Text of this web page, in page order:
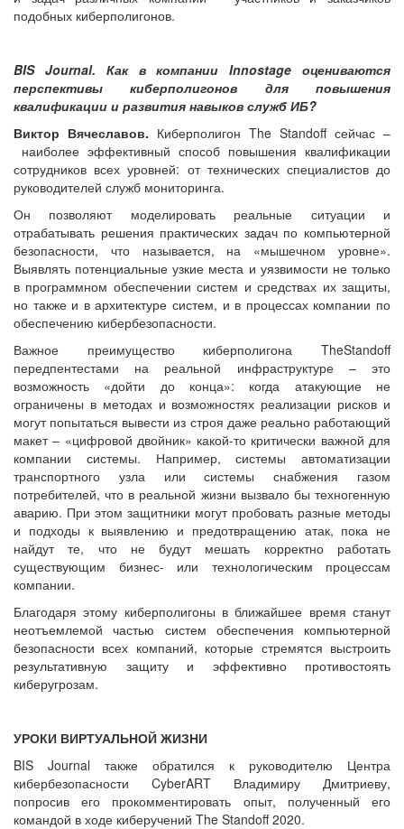
подобных киберполигонов.
BIS Journal. Как в компании Innostage оцениваются
перспективы киберполигонов для повышения
квалификации и развития навыков служб ИБ?
Виктор Вячеславов. Киберполигон The Standoff сейчас –
наиболее эффективный способ повышения квалификации
сотрудников всех уровней: от технических специалистов до
руководителей служб мониторинга.
Он позволяют моделировать реальные ситуации и
отрабатывать решения практических задач по компьютерной
безопасности, что называется, на «мышечном уровне».
Выявлять потенциальные узкие места и уязвимости не только
в программном обеспечении систем и средствах их защиты,
но также и в архитектуре систем, и в процессах компании по
обеспечению кибербезопасности.
Важное преимущество киберполигона TheStandoff
передпентестами на реальной инфраструктуре – это
возможность «дойти до конца»: когда атакующие не
ограничены в методах и возможностях реализации рисков и
могут попытаться вывести из строя даже реально работающий
макет – «цифровой двойник» какой-то критически важной для
компании системы. Например, системы автоматизации
транспортного узла или системы снабжения газом
потребителей, что в реальной жизни вызвало бы техногенную
аварию. При этом защитники могут пробовать разные методы
и подходы к выявлению и предотвращению атак, пока не
найдут те, что не будут мешать корректно работать
существующим бизнес- или технологическим процессам
компании.
Благодаря этому киберполигоны в ближайшее время станут
неотъемлемой частью систем обеспечения компьютерной
безопасности всех компаний, которые стремятся выстроить
результативную защиту и эффективно противостоять
киберугрозам.
УРОКИ ВИРТУАЛЬНОЙ ЖИЗНИ
BIS Journal также обратился к руководителю Центра
кибербезопасности CyberART Владимиру Дмитриеву,
попросив его прокомментировать опыт, полученный его
командой в ходе киберучений The Standoff 2020.